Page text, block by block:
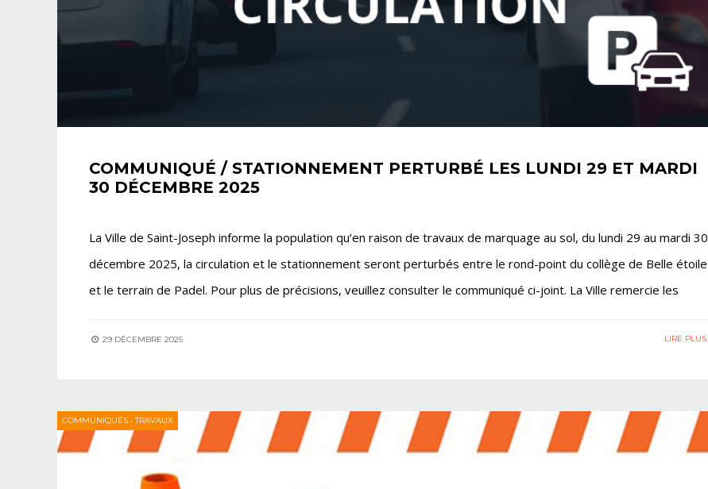
COMMUNIQUÉ / STATIONNEMENT PERTURBÉ LES LUNDI 29 ET MARDI
30 DÉCEMBRE 2025
La Ville de Saint-Joseph informe la population qu’en raison de travaux de marquage au sol, du lundi 29 au mardi 30
décembre 2025, la circulation et le stationnement seront perturbés entre le rond-point du collège de Belle étoile
et le terrain de Padel. Pour plus de précisions, veuillez consulter le communiqué ci-joint. La Ville remercie les
29 DÉCEMBRE 2025 LIRE PLUS
COMMUNIQUÉS •TRAVAUX